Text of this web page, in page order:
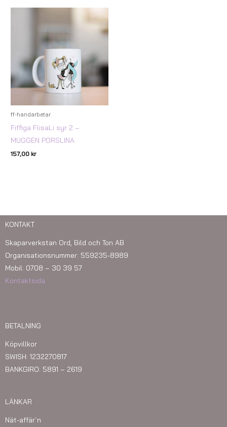
ff-handarbetar
Fiffiga FlisaLi syr 2 –
MUGGEN PORSLINA
157,00 kr
KONTAKT
Skaparverkstan Ord, Bild och Ton AB
Organisationsnummer: 559235-8989
Mobil: 0708 – 30 39 57
Kontaktsida
BETALNING
Köpvillkor
SWISH: 1232270817
BANKGIRO: 5891 – 2619
LÄNKAR
Nät-affär´n